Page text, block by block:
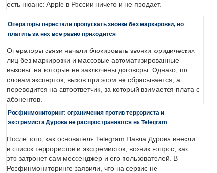
есть нюанс: Apple в России ничего и не продает.
Операторы перестали пропускать звонки без маркировки, но
платить за них все равно приходится
Операторы связи начали блокировать звонки юридических
лиц без маркировки и массовые автоматизированные
вызовы, на которые не заключены договоры. Однако, по
словам экспертов, вызов при этом не сбрасывается, а
переводится на автоответчик, за который взимается плата с
абонентов.
Росфинмониторинг: ограничения против террориста и
экстремиста Дурова не распространяются на Telegram
После того, как основателя Telegram Павла Дурова внесли
в список террористов и экстремистов, возник вопрос, как
это затронет сам мессенджер и его пользователей. В
Росфинмониторинге заявили, что на сервис не